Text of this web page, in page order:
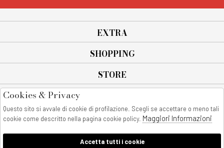
EXTRA
SHOPPING
STORE
All rights reserved - © Copyright 2026
AnyAnyluxury srl - Sede Legale: Corso Vittorio Emanuele 90/A - 80053
castellammare di stabia - Italia
Cookies & Privacy
Questo sito si avvale di cookie di profilazione. Scegli se accettare o meno tali
cookie come descritto nella pagina cookie policy. Maggiori Informazioni
Accetta tutti i cookie